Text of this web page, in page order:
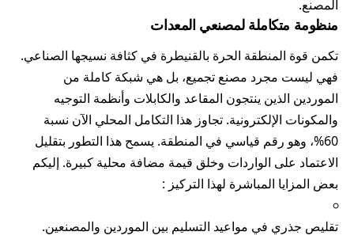
المصنع.
منظومة متكاملة لمصنعي المعدات
تكمن قوة المنطقة الحرة بالقنيطرة في كثافة نسيجها الصناعي.
فهي ليست مجرد مصنع تجميع، بل هي شبكة كاملة من
الموردين الذين ينتجون المقاعد والكابلات وأنظمة التوجيه
والمكونات الإلكترونية. تجاوز هذا التكامل المحلي الآن نسبة
60%، وهو رقم قياسي في المنطقة. يسمح هذا التطور بتقليل
الاعتماد على الواردات وخلق قيمة مضافة محلية كبيرة. إليكم
بعض المزايا المباشرة لهذا التركيز :
تقليص جذري في مواعيد التسليم بين الموردين والمصنعين.